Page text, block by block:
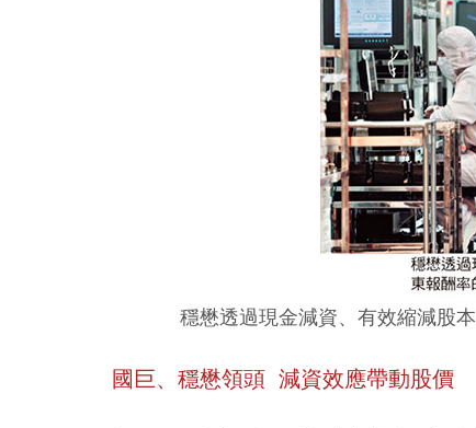
穩懋透過現金減資、有效縮減股
國巨、穩懋領頭 減資效應帶動股價